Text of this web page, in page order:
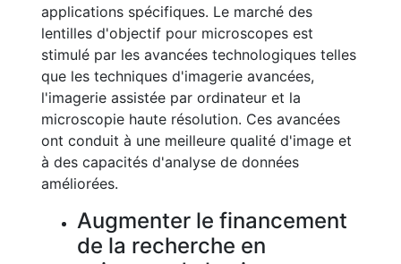
applications spécifiques. Le marché des
lentilles d'objectif pour microscopes est
stimulé par les avancées technologiques telles
que les techniques d'imagerie avancées,
l'imagerie assistée par ordinateur et la
microscopie haute résolution. Ces avancées
ont conduit à une meilleure qualité d'image et
à des capacités d'analyse de données
améliorées.
Augmenter le financement
de la recherche en